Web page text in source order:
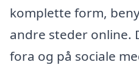
komplette form,
andre steder online.
fora og på sociale